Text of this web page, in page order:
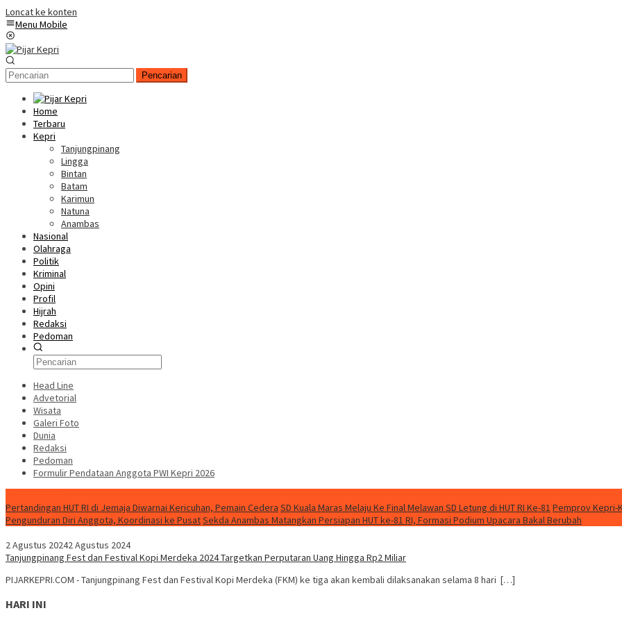
Loncat ke konten
Menu Mobile
Pencarian
Home
Terbaru
Kepri
Tanjungpinang
Lingga
Bintan
Batam
Karimun
Natuna
Anambas
Nasional
Olahraga
Politik
Kriminal
Opini
Profil
Hijrah
Redaksi
Pedoman
Head Line
Advetorial
Wisata
Galeri Foto
Dunia
Redaksi
Pedoman
Formulir Pendataan Anggota PWI Kepri 2026
Pertandingan HUT RI di Jemaja Diwarnai Kericuhan, Pemain Cedera SD Kuala Maras Melaju Ke Final Melawan SD Letung di HUT RI Ke-81 Pemprov Kepri-
Pengunduran Diri Anggota, Koordinasi ke PusatSekda Anambas Matangkan Persiapan HUT ke-81 RI, Formasi Podium Upacara Bakal Berubah
2 Agustus 20242 Agustus 2024
Tanjungpinang Fest dan Festival Kopi Merdeka 2024 Targetkan Perputaran Uang Hingga Rp2 Miliar
PIJARKEPRI.COM - Tanjungpinang Fest dan Festival Kopi Merdeka (FKM) ke tiga akan kembali dilaksanakan selama 8 hari […]
HARI INI